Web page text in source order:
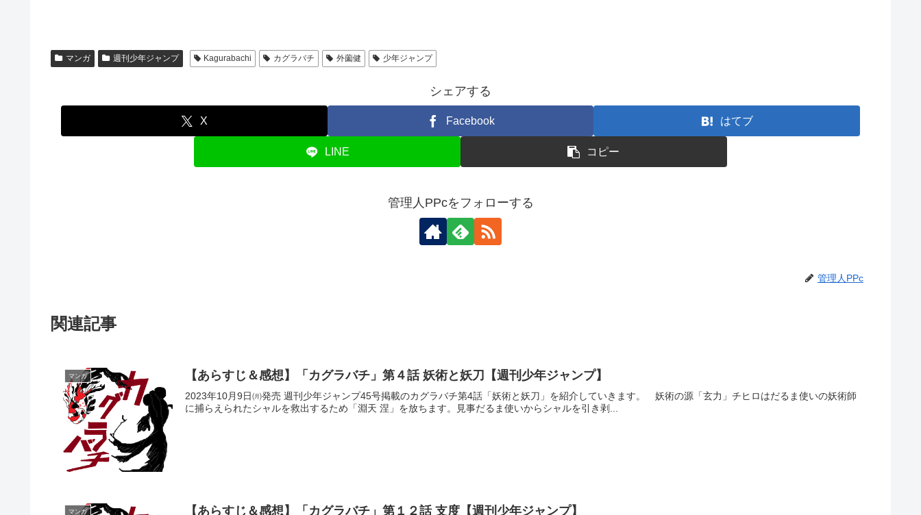
e t e e y
i
k
マンガ 週刊少年ジャンプ Kagurabachi カグラバチ 外薗健 少年ジャンプ
シェアする
X Facebook はてブ
LINE コピー
管理人PPcをフォローする
管理人PPc
関連記事
マンガ 【あらすじ＆感想】「カグラバチ」第４話 妖術と妖刀【週刊少年ジャンプ】
2023年10月9日㈪発売 週刊少年ジャンプ45号掲載のカグラバチ第4話「妖術と妖刀」を紹介していきます。 妖術の源「玄力」チヒロはだるま使いの妖術師
に捕らえられたシャルを救出するため「淵天 涅」を放ちます。見事だるま使いからシャルを引き剥...
マンガ 【あらすじ＆感想】「カグラバチ」第１２話 支度【週刊少年ジャンプ】